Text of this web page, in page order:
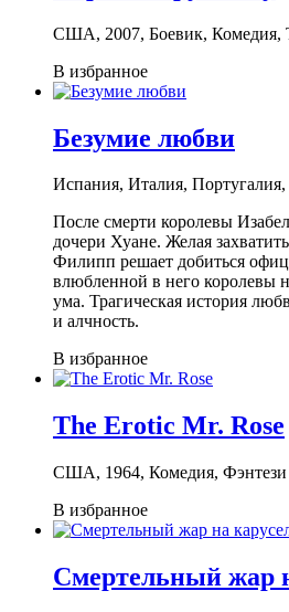
США, 2007, Боевик, Комедия,
В избранное
Безумие любви
Испания, Италия, Португалия,
После смерти королевы
дочери Хуане. Желая
Филипп решает добиться
влюбленной в него королевы
ума. Трагическая история
и алчность.
В избранное
The Erotic Mr. Rose
США, 1964, Комедия, Фэнтези
В избранное
Смертельный жар